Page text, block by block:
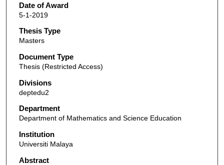
Date of Award
5-1-2019
Thesis Type
Masters
Document Type
Thesis (Restricted Access)
Divisions
deptedu2
Department
Department of Mathematics and Science Education
Institution
Universiti Malaya
Abstract